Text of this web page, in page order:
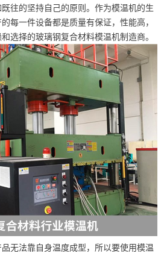
往的坚持自己的原则。作为模温机的生
每一件设备都是质量有保证，性能高，
选择的玻璃钢复合材料模温机制造商。
无法靠自身温度成型，所以要使用模温